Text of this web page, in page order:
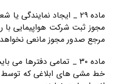
ماده ۲۹ _ ایجاد
مجوز ثبت شرکت هواپیمایی با
مرجع صدور مجوز مانعی
ماده ۳۰ _ تمامی دفترها
خط مشی های ابلاغی که توسط